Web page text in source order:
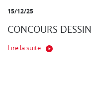
15/12/25
CONCOURS
Lire la suite